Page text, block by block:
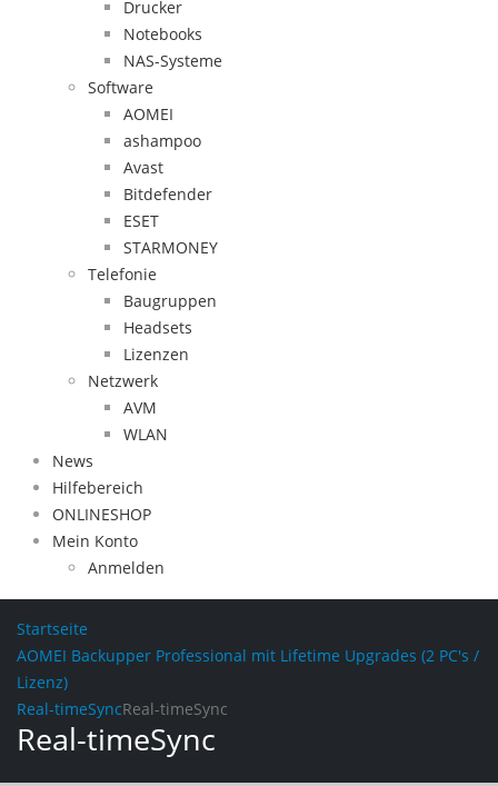
Drucker
Notebooks
NAS-Systeme
Software
AOMEI
ashampoo
Avast
Bitdefender
ESET
STARMONEY
Telefonie
Baugruppen
Headsets
Lizenzen
Netzwerk
AVM
WLAN
News
Hilfebereich
ONLINESHOP
Mein Konto
Anmelden
Startseite
AOMEI Backupper Professional mit Lifetime Upgrades (2 PC's /
Lizenz)
Real-timeSyncReal-timeSync
Real-timeSync